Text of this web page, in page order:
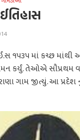
૧૫૩૫ માં કચ્છ
કર્યું. તેઓએ સૌપ્રથમ
ગામ જીત્યું. આ